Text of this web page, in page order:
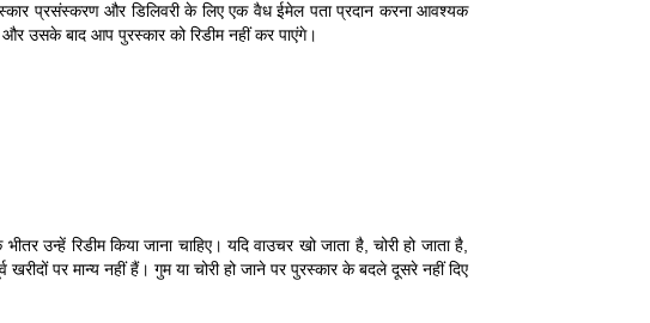
प्रसंस्करण और डिलिवरी के लिए एक वैध ईमेल पता प्रदान करना आवश्यक
उसके बाद आप पुरस्कार को रिडीम नहीं कर पाएंगे।
रिडीम किया जाना चाहिए। यदि वाउचर खो जाता है, चोरी हो जाता है,
खरीदों पर मान्य नहीं हैं। गुम या चोरी हो जाने पर पुरस्कार के बदले दूसरे नहीं दिए